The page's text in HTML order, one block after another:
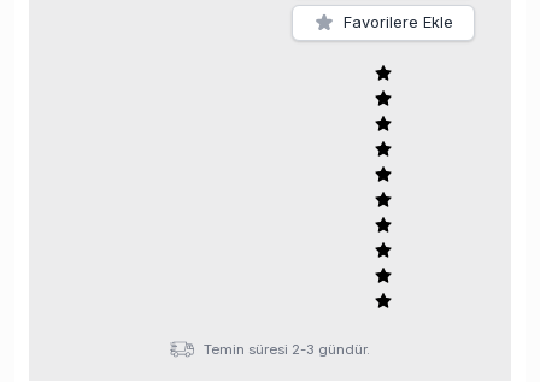
Favorilere Ekle
Temin süresi 2-3 gündür.